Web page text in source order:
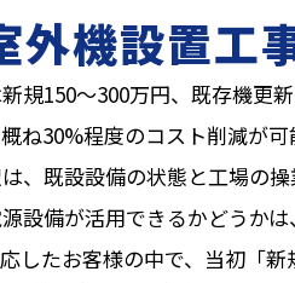
外機設置工
規150〜300万円、既存機更
ね30%程度のコスト削減が可
、既設設備の状態と工場の
設備が活用できるかどうか
したお客様の中で、当初「